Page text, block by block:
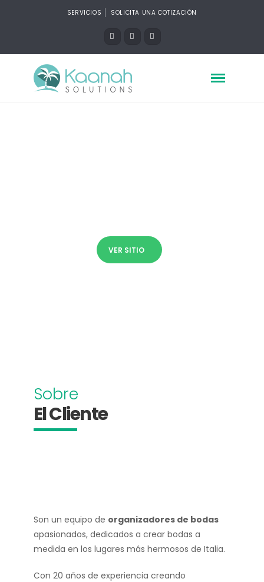
SERVICIOS SOLICITA UNA COTIZACIÓN
VER SITIO
Sobre
El Cliente
Son un equipo de organizadores de bodas
apasionados, dedicados a crear bodas a
medida en los lugares más hermosos de Italia.
Con 20 años de experiencia creando